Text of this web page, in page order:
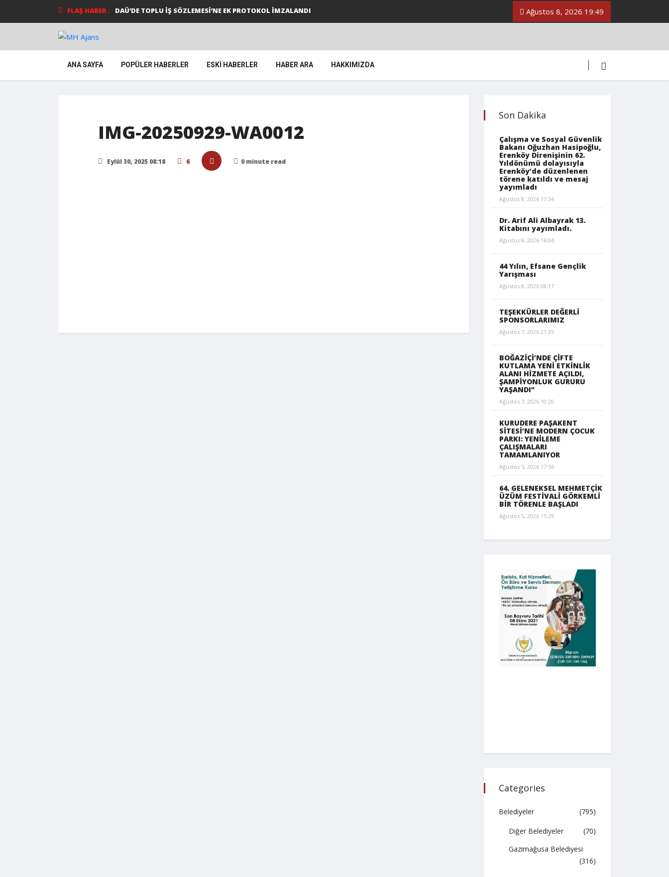
FLAŞ HABER : DAÜ’DE TOPLU İŞ SÖZLEMESİ’NE EK PROTOKOL İMZALANDI Ağustos 8, 2026 19:49
ANA SAYFA POPÜLER HABERLER ESKI HABERLER HABER ARA HAKKIMIZDA
IMG-20250929-WA0012
Eylül 30, 2025 08:18 6 0 minute read
Son Dakika
Çalışma ve Sosyal Güvenlik
Bakanı Oğuzhan Hasipoğlu,
Erenköy Direnişinin 62.
Yıldönümü dolayısıyla
Erenköy’de düzenlenen
törene katıldı ve mesaj
yayımladı
Ağustos 8, 2026 17:34
Dr. Arif Ali Albayrak 13.
Kitabını yayımladı.
Ağustos 8, 2026 16:04
44 Yılın, Efsane Gençlik
Yarışması
Ağustos 8, 2026 08:17
TEŞEKKÜRLER DEĞERLİ
SPONSORLARIMIZ
Ağustos 7, 2026 21:35
BOĞAZİÇİ’NDE ÇİFTE
KUTLAMA YENİ ETKİNLİK
ALANI HİZMETE AÇILDI,
ŞAMPİYONLUK GURURU
YAŞANDI”
Ağustos 7, 2026 10:20
KURUDERE PAŞAKENT
SİTESİ’NE MODERN ÇOCUK
PARKI: YENİLEME
ÇALIŞMALARI
TAMAMLANIYOR
Ağustos 5, 2026 17:56
64. GELENEKSEL MEHMETÇİK
ÜZÜM FESTİVALİ GÖRKEMLİ
BİR TÖRENLE BAŞLADI
Ağustos 5, 2026 15:29
Categories
Belediyeler (795)
Diğer Belediyeler
(70)
Gazimağusa Belediyesi
(316)